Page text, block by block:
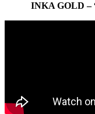
INKA GOLD –